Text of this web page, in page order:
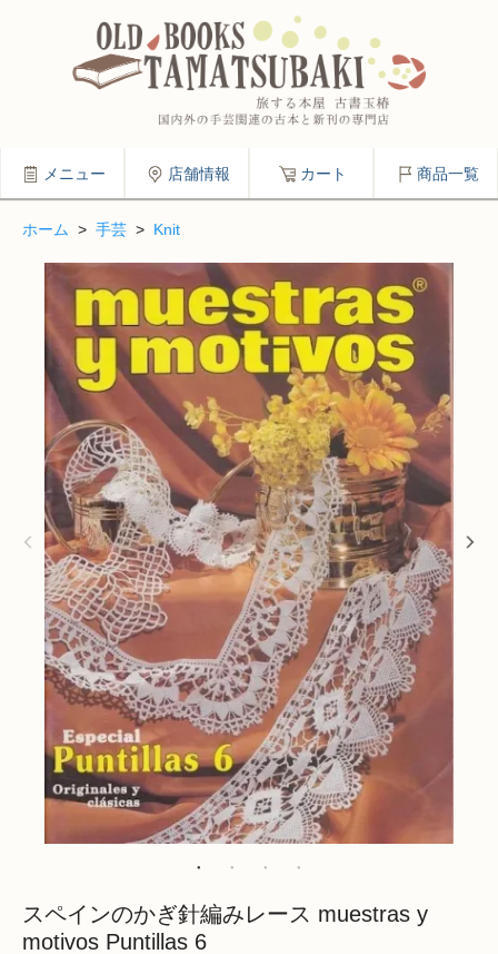
メニュー 店舗情報 カート 商品一覧
ホーム > 手芸 > Knit
スペインのかぎ針編みレース muestras y
motivos Puntillas 6